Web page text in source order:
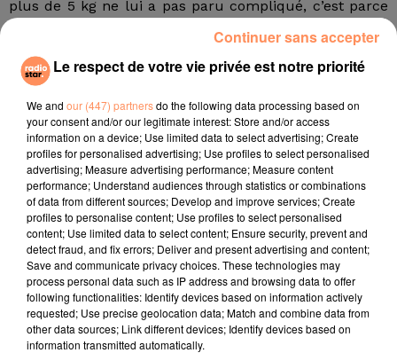
plus de 5 kg ne lui a pas paru compliqué, c’est parce
durant l’accouchement, une méthode de méditation
destinée à unifier le corps et l’esprit. Son nom ?
L’hypnobirthing.
Cette technique est celle qu’a également utilisée Kate
Middleton pour ses accouchements. Quant au poids
du bébé, s’il est impressionnant, il ne pèse pas lourd à
côté du bébé le plus gros au monde qui pesait plus de
10 kg à la naissance, soit le poids d’un bébé d’un an
environ. C’était en Italie, en1955.
fil actus
4 juillet 2022
Radio Star Live avec Dadju
Le respect de votre vie privée est notre priorité
We and our (447) partnersdo the following data processing based on
your consent and/or our legitimate interest: Store and/or access
information on a device; Use limited data to select advertising; Create
profiles for personalised advertising; Use profiles to select personalised
advertising; Measure advertising performance; Measure content
performance; Understand audiences through statistics or combinations
of data from different sources; Develop and improve services; Create
profiles to personalise content; Use profiles to select personalised
content; Use limited data to select content; Ensure security, prevent and
detect fraud, and fix errors; Deliver and present advertising and content;
Save and communicate privacy choices. These technologies may
process personal data such as IP address and browsing data to offer
following functionalities: Identify devices based on information actively
requested; Use precise geolocation data; Match and combine data from
other data sources; Link different devices; Identify devices based on
information transmitted automatically.
Continuer sans accepter